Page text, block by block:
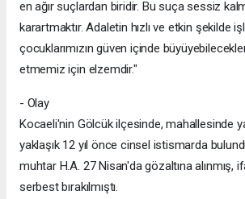
en ağır suçlardan biridir. Bu suça sessiz
karartmaktır. Adaletin hızlı ve etkin şekilde
çocuklarımızın güven içinde
etmemiz için elzemdir."
- Olay
Kocaeli'nin Gölcük ilçesinde, mahallesinde
yaklaşık 12 yıl önce cinsel istismarda
muhtar H.A. 27 Nisan'da gözaltına alınmış,
serbest bırakılmıştı.